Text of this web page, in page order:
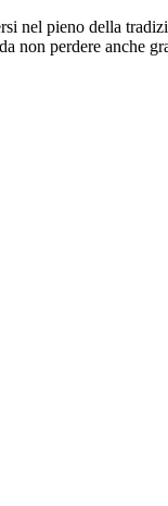
nel pieno della
non perdere anche